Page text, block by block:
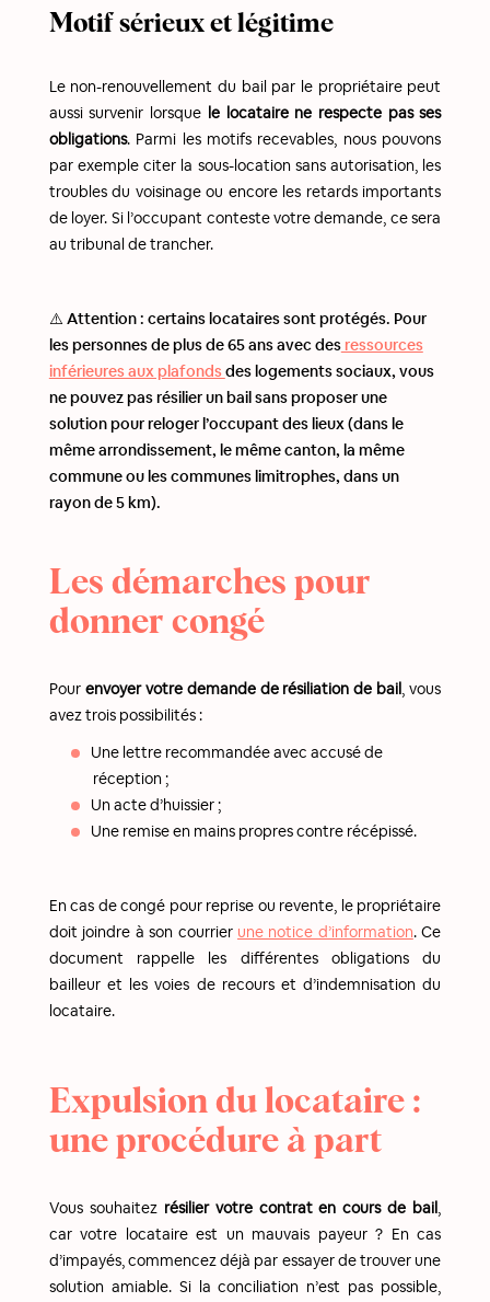
Motif sérieux et légitime
Le non-renouvellement du bail par le propriétaire peut
aussi survenir lorsque le locataire ne respecte pas ses
obligations. Parmi les motifs recevables, nous pouvons
par exemple citer la sous-location sans autorisation, les
troubles du voisinage ou encore les retards importants
de loyer. Si l’occupant conteste votre demande, ce sera
au tribunal de trancher.
⚠️ Attention : certains locataires sont protégés. Pour
les personnes de plus de 65 ans avec desressources
inférieures aux plafondsdes logements sociaux, vous
ne pouvez pas résilier un bail sans proposer une
solution pour reloger l’occupant des lieux (dans le
même arrondissement, le même canton, la même
commune ou les communes limitrophes, dans un
rayon de 5 km).
Les démarches pour
donner congé
Pourenvoyer votre demande de résiliation de bail, vous
avez trois possibilités :
Une lettre recommandée avec accusé de
réception ;
Un acte d’huissier ;
Une remise en mains propres contre récépissé.
En cas de congé pour reprise ou revente, le propriétaire
doit joindre à son courrier une notice d’information. Ce
document rappelle les différentes obligations du
bailleur et les voies de recours et d’indemnisation du
locataire.
Expulsion du locataire :
une procédure à part
Vous souhaitez résilier votre contrat en cours de bail,
car votre locataire est un mauvais payeur ? En cas
d’impayés, commencez déjà par essayer de trouver une
solution amiable. Si la conciliation n’est pas possible,